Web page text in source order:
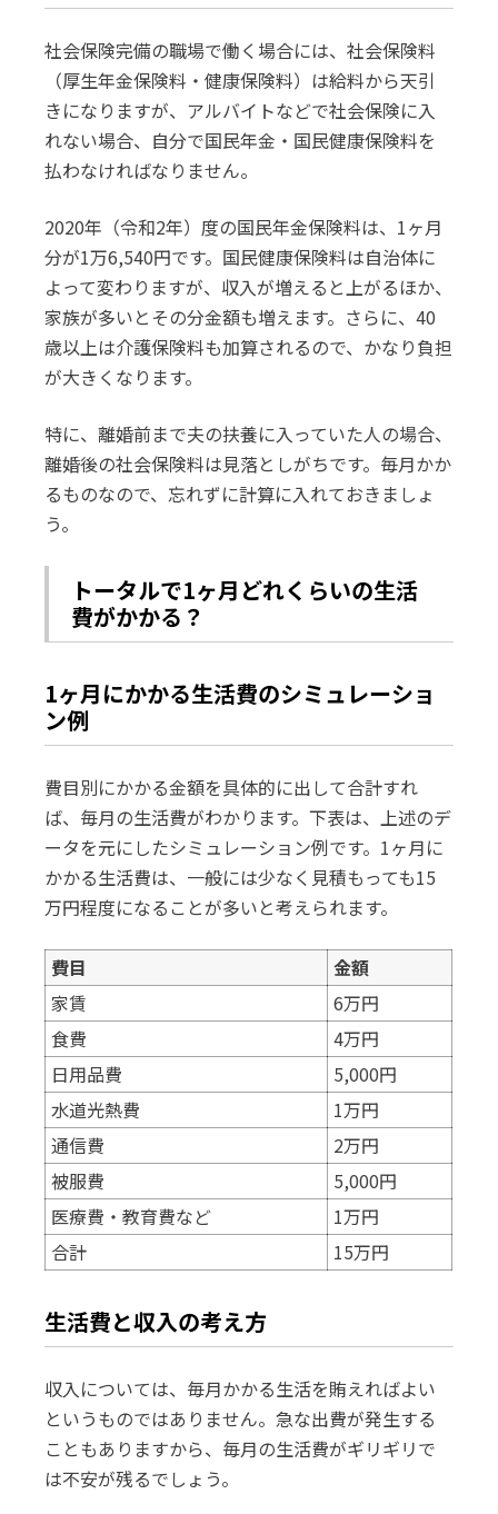
社会保険完備の職場で働く場合には、社会保険料
（厚生年金保険料・健康保険料）は給料から天引
きになりますが、アルバイトなどで社会保険に入
れない場合、自分で国民年金・国民健康保険料を
払わなければなりません。
2020年（令和2年）度の国民年金保険料は、1ヶ月
分が1万6,540円です。国民健康保険料は自治体に
よって変わりますが、収入が増えると上がるほか、
家族が多いとその分金額も増えます。さらに、40
歳以上は介護保険料も加算されるので、かなり負担
が大きくなります。
特に、離婚前まで夫の扶養に入っていた人の場合、
離婚後の社会保険料は見落としがちです。毎月かか
るものなので、忘れずに計算に入れておきましょ
う。
トータルで1ヶ月どれくらいの生活
費がかかる？
1ヶ月にかかる生活費のシミュレーショ
ン例
費目別にかかる金額を具体的に出して合計すれ
ば、毎月の生活費がわかります。下表は、上述のデ
ータを元にしたシミュレーション例です。1ヶ月に
かかる生活費は、一般には少なく見積もっても15
万円程度になることが多いと考えられます。
費目
金額
家賃
6万円
食費
4万円
日用品費
5,000円
水道光熱費
1万円
通信費
2万円
被服費
5,000円
医療費・教育費など
1万円
合計
15万円
生活費と収入の考え方
収入については、毎月かかる生活を賄えればよい
というものではありません。急な出費が発生する
こともありますから、毎月の生活費がギリギリで
は不安が残るでしょう。